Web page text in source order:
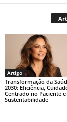
Artigo
Transformação da
2030: Eficiência,
Centrado no Paciente e
Sustentabilidade